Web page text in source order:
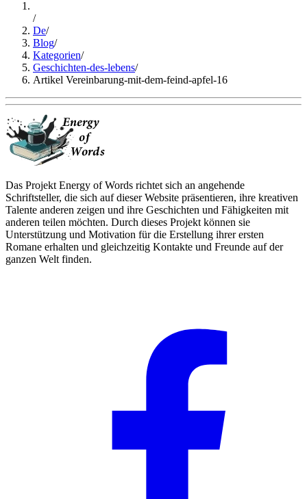
/
De/
Blog/
Kategorien/
Geschichten-des-lebens/
Artikel Vereinbarung-mit-dem-feind-apfel-16
Das Projekt Energy of Words richtet sich an angehende
Schriftsteller, die sich auf dieser Website präsentieren, ihre kreativen
Talente anderen zeigen und ihre Geschichten und Fähigkeiten mit
anderen teilen möchten. Durch dieses Projekt können sie
Unterstützung und Motivation für die Erstellung ihrer ersten
Romane erhalten und gleichzeitig Kontakte und Freunde auf der
ganzen Welt finden.